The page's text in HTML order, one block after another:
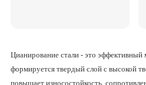
Цианирование стали - это
формируется твердый слой с высокой
повышает износостойкость,